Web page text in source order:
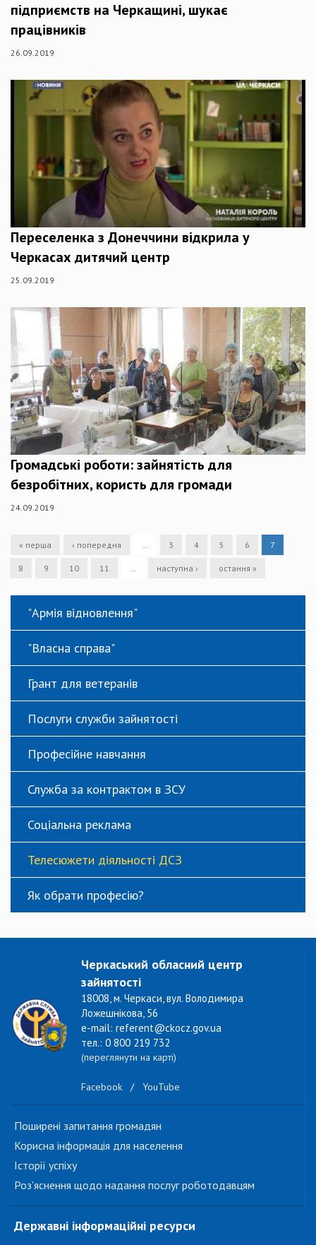
підприємств на Черкащині, шукає
працівників
26.09.2019
Переселенка з Донеччини відкрила у
Черкасах дитячий центр
25.09.2019
Громадські роботи: зайнятість для
безробітних, користь для громади
24.09.2019
« перша ‹ попередня … 3 4 5 6 7
8 9 10 11 … наступна › остання »
"Армія відновлення"
"Власна справа"
Грант для ветеранів
Послуги служби зайнятості
Професійне навчання
Служба за контрактом в ЗСУ
Соціальна реклама
Телесюжети діяльності ДСЗ
Як обрати професію?
Черкаський обласний центр
зайнятості
18008, м. Черкаси, вул. Володимира
Ложешнікова, 56
e-mail: referent@ckocz.gov.ua
тел.: 0 800 219 732
(переглянути на карті)
Facebook / YouTube
Поширені запитання громадян
Корисна інформація для населення
Історії успіху
Роз'яснення щодо надання послуг роботодавцям
Державні інформаційні ресурси